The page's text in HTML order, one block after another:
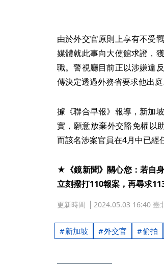
由於外交官原則上享有不受
媒體就此事向大使館求證，
職。警視廳目前正以涉嫌違
傳決定透過外務省要求他出庭
據《聯合早報》報導，新加
實，願意放棄外交豁免權以
而該名涉案官員在4月中已經
★《鏡新聞》關心您：若自
立刻撥打110報案，再尋求
更新時間 2024.05.03 16:40 臺
新加坡 外交官 偷拍